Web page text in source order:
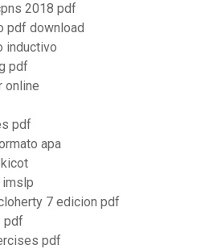
2018 pdf
pdf download
inductivo
pdf
online
pdf
apa
imslp
7 edicion pdf
pdf
pdf